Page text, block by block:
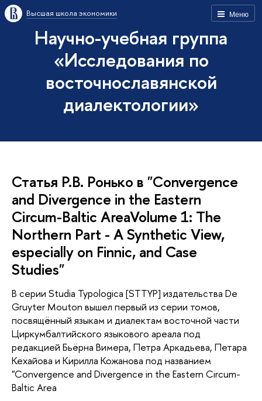
Меню
Высшая школа экономики
Научно-учебная группа
«Исследования по
восточнославянской
диалектологии»
Статья Р.В. Ронько в "Convergence
and Divergence in the Eastern
Circum-Baltic AreaVolume 1: The
Northern Part - A Synthetic View,
especially on Finnic, and Case
Studies"
В серии Studia Typologica [STTYP] издательства De
Gruyter Mouton вышел первый из серии томов,
посвящённый языкам и диалектам восточной части
Циркумбалтийского языкового ареала под
редакцией Бьёрна Вимера, Петра Аркадьева, Петара
Кехайова и Кирилла Кожанова под названием
"Convergence and Divergence in the Eastern Circum-
Baltic Area